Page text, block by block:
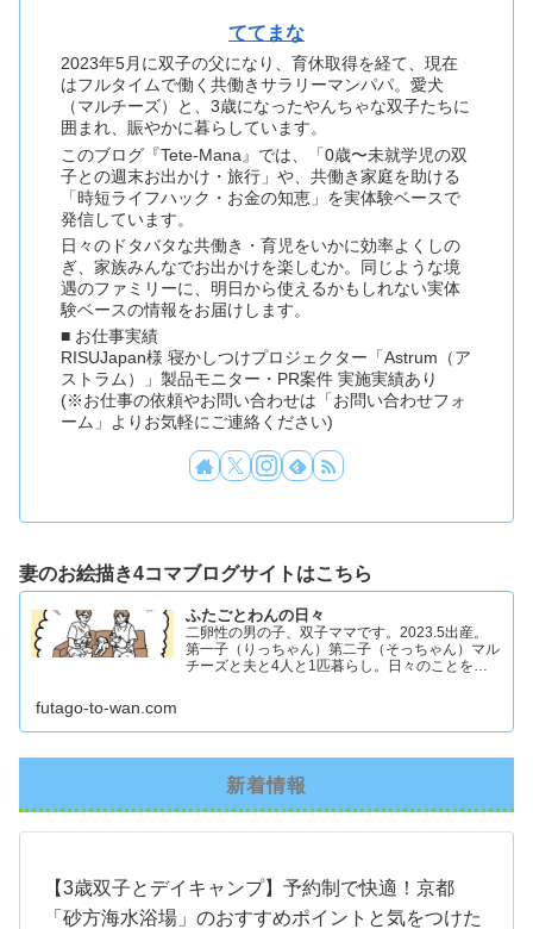
ててまな
2023年5月に双子の父になり、育休取得を経て、現在
はフルタイムで働く共働きサラリーマンパパ。愛犬
（マルチーズ）と、3歳になったやんちゃな双子たちに
囲まれ、賑やかに暮らしています。
このブログ『Tete-Mana』では、「0歳〜未就学児の双
子との週末お出かけ・旅行」や、共働き家庭を助ける
「時短ライフハック・お金の知恵」を実体験ベースで
発信しています。
日々のドタバタな共働き・育児をいかに効率よくしの
ぎ、家族みんなでお出かけを楽しむか。同じような境
遇のファミリーに、明日から使えるかもしれない実体
験ベースの情報をお届けします。
■ お仕事実績
RISUJapan様 寝かしつけプロジェクター「Astrum（ア
ストラム）」製品モニター・PR案件 実施実績あり
(※お仕事の依頼やお問い合わせは「お問い合わせフォ
ーム」よりお気軽にご連絡ください)
妻のお絵描き4コマブログサイトはこちら
ふたごとわんの日々
二卵性の男の子、双子ママです。2023.5出産。
第一子（りっちゃん）第二子（そっちゃん）マル
チーズと夫と4人と1匹暮らし。日々のことを忘
futago-to-wan.com
新着情報
【3歳双子とデイキャンプ】予約制で快適！京都
「砂方海水浴場」のおすすめポイントと気をつけた